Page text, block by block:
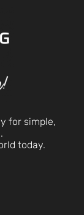
for simple,
today.